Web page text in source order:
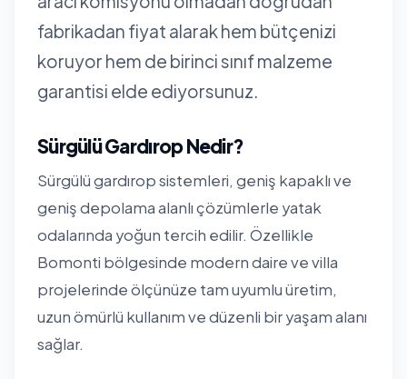
fabrikadan fiyat alarak hem bütçenizi
koruyor hem de birinci sınıf malzeme
garantisi elde ediyorsunuz.
Sürgülü Gardırop Nedir?
Sürgülü gardırop sistemleri, geniş kapaklı ve
geniş depolama alanlı çözümlerle yatak
odalarında yoğun tercih edilir. Özellikle
Bomonti bölgesinde modern daire ve villa
projelerinde ölçünüze tam uyumlu üretim,
uzun ömürlü kullanım ve düzenli bir yaşam alanı
sağlar.